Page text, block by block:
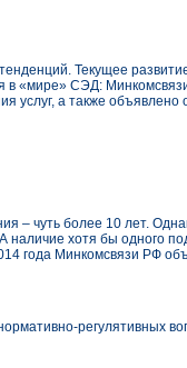
Текущее
в «мире» СЭД:
услуг, а также объявлено
– чуть более 10 лет.
наличие хотя бы одного
года Минкомсвязи РФ
регулятивных